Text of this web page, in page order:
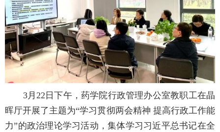
3月22日下午，药学院行政管理办公室教职工在晶
晖厅开展了主题为“学习贯彻两会精神 提高行政工作能
力”的政治理论学习活动，集体学习习近平总书记在全